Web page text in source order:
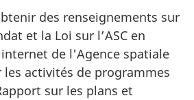
des renseignements sur
et la Loi sur l’ASC en
de l'Agence spatiale
les activités de programmes
sur les plans et